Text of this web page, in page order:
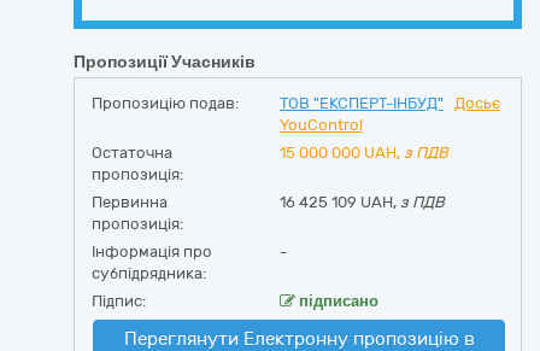
Пропозиції Учасників
Пропозицію подав: ТОВ "ЕКСПЕРТ-ІНБУД"
Досьє
YouControl
Остаточна
пропозиція:
15 000 000 UAH, з ПДВ
Первинна
пропозиція:
16 425 109 UAH, з ПДВ
Інформація про
субпідрядника:
-
Підпис: підписано
Переглянути Електронну пропозицію в